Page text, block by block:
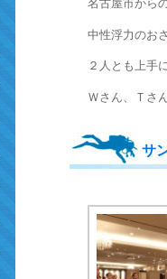
名古屋市から
中性浮力のお
２人とも上手
Ｗさん、Ｔさ
サ